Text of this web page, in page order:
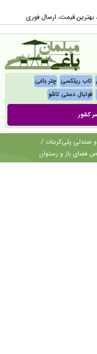
بهترین قیمت، ارسال فوری
تاب ریلکسی چتر باغی
فوتبال‌ دستی تاشو
کشور
صندلی پلی‌کربنات /
فضای باز و رستوان